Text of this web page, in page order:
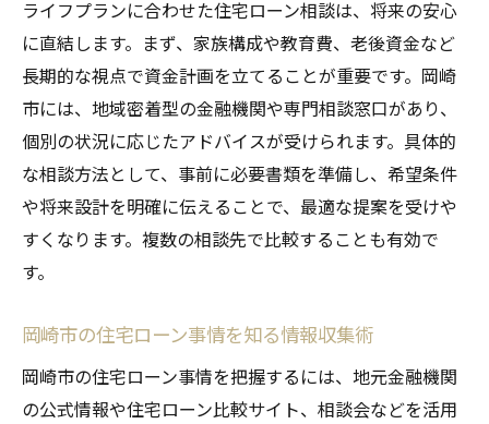
ライフプランに合わせた住宅ローン相談は、将来の安心
に直結します。まず、家族構成や教育費、老後資金など
長期的な視点で資金計画を立てることが重要です。岡崎
市には、地域密着型の金融機関や専門相談窓口があり、
個別の状況に応じたアドバイスが受けられます。具体的
な相談方法として、事前に必要書類を準備し、希望条件
や将来設計を明確に伝えることで、最適な提案を受けや
すくなります。複数の相談先で比較することも有効で
す。
岡崎市の住宅ローン事情を知る情報収集術
岡崎市の住宅ローン事情を把握するには、地元金融機関
の公式情報や住宅ローン比較サイト、相談会などを活用